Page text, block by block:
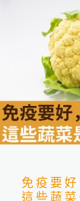
分類
免疫要
這些蔬